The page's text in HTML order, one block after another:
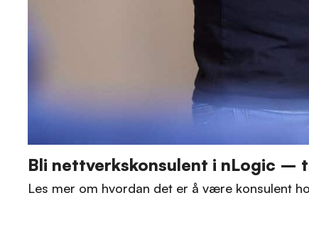
Bli nettverkskonsulent i nLogic –
Les mer om hvordan det er å være konsulent